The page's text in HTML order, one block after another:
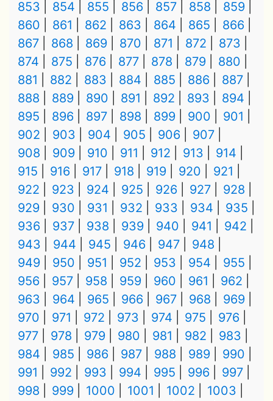
853
854 855 856 857 858
859
860
861 862 863 864 865
866
867
868 869 870 871 872
873
874
875 876 877 878 879
880
881
882 883 884 885 886
887
888
889 890 891 892 893
894
895
896 897 898 899 900
901
902
903 904 905 906
907
908
909 910 911 912 913
914
915
916 917 918 919 920
921
922
923 924 925 926 927
928
929
930 931 932 933 934
935
936
937 938 939 940 941
942
943
944 945 946 947
948
949
950 951 952 953 954
955
956
957 958 959 960 961
962
963
964 965 966 967 968
969
970
971 972 973 974 975
976
977
978 979 980 981 982
983
984
985 986 987 988 989
990
991
992 993 994 995 996
997
998
999 1000 1001 1002
1003